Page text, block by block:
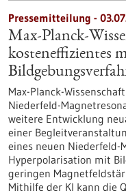
Pressemitteilung -
Max-Planck-
kosteneffizientes
Max-Planck-
Niederfeld-
weitere Entwicklung
einer
eines neuen Niederfeld-
Hyperpolarisation mit
geringen
Mithilfe der KI kann die